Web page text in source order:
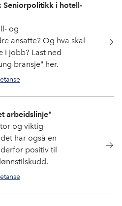
Seniorpolitikk i hotell-
og
ansatte? Og hva skal
jobb? Last ned
bransje" her.
arbeidslinje"
og viktig
har også en
positiv til